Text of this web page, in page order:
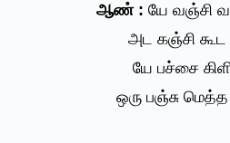
ஆண் : யே வஞ்சி
அட கஞ்சி
யே பச்சை
ஒரு பஞ்சு